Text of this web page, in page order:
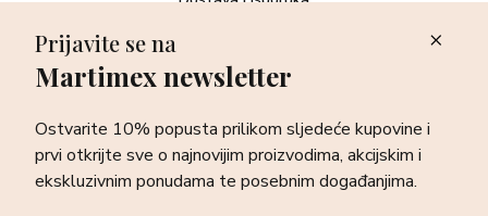
Newsletter
sve o najnovijim proizvodima, akcijskim i ekskluzivnim
ponudama te posebnim događanjima.
Prijava
Prijavite se na
Martimex newsletter
Ostvarite 10% popusta prilikom sljedeće kupovine i
prvi otkrijte sve o najnovijim proizvodima, akcijskim i
ekskluzivnim ponudama te posebnim događanjima.